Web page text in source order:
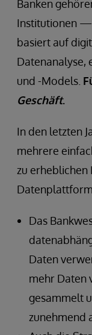
Banken
Institutionen —
basiert auf
Datenanalyse,
und -Models.
Geschäft.
In den letzten
mehrere
zu erheblichen
Das
Daten
mehr Daten
gesammelt
zunehmend